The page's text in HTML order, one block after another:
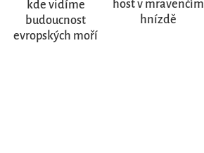
kde vidíme
budoucnost
evropských moří
host v mravenčím
hnízdě